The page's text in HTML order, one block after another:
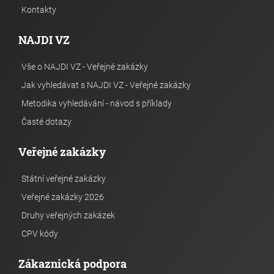
Kontakty
NAJDI VZ
Vše o NAJDI VZ - Veřejné zakázky
Jak vyhledávat s NAJDI VZ - Veřejné zakázky
Metodika vyhledávání - návod s příklady
Časté dotazy
Veřejné zakázky
Státní veřejné zakázky
Veřejné zakázky 2026
Druhy veřejných zakázek
CPV kódy
Zákaznická podpora